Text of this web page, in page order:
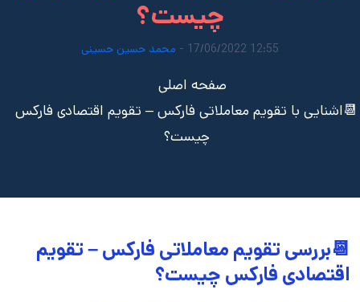
چیست؟
12:55 17/06/2022 - محمد حسین حسینی
صفحه اصلی
📆اشنایی با تقویم معاملاتی فارکس – تقویم اقتصادی فارکس
چیست؟
📆بررسی تقویم معاملاتی فارکس – تقویم
اقتصادی فارکس چیست؟